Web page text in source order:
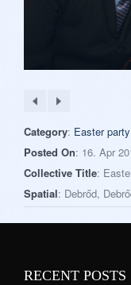
Category: Easter party
Posted On: 16. Apr
Collective Title:
Spatial: Debrőd,
RECENT POSTS